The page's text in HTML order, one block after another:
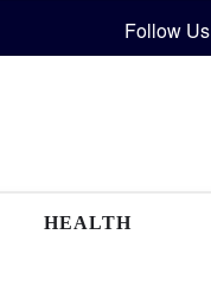
Follow Us
HEALTH